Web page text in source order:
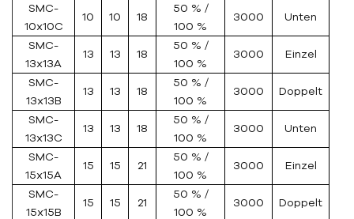
SMC-
10x10C
10 10 18
50 % /
100 %
3000 Unten
SMC-
13x13A
13 13 18
50 % /
100 %
3000 Einzel
SMC-
13x13B
13 13 18
50 % /
100 %
3000 Doppelt
SMC-
13x13C
13 13 18
50 % /
100 %
3000 Unten
SMC-
15x15A
15 15 21
50 % /
100 %
3000 Einzel
SMC-
15x15B
15 15 21
50 % /
100 %
3000 Doppelt